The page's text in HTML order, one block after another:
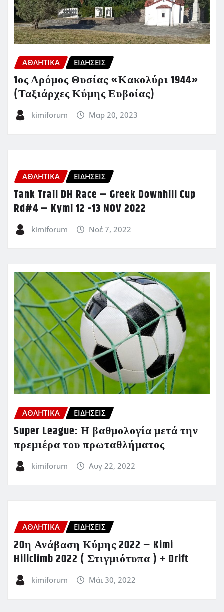
ΑΘΛΗΤΙΚΑ ΕΙΔΗΣΕΙΣ
1ος Δρόμος Θυσίας «Κακολύρι 1944»
(Ταξιάρχες Κύμης Ευβοίας)
kimiforum Μαρ 20, 2023
ΑΘΛΗΤΙΚΑ ΕΙΔΗΣΕΙΣ
Tank Trail DH Race – Greek Downhill Cup
Rd#4 – Kymi 12 -13 NOV 2022
kimiforum Νοέ 7, 2022
ΑΘΛΗΤΙΚΑ ΕΙΔΗΣΕΙΣ
Super League: Η βαθμολογία μετά την
πρεμιέρα του πρωταθλήματος
kimiforum Αυγ 22, 2022
ΑΘΛΗΤΙΚΑ ΕΙΔΗΣΕΙΣ
20η Ανάβαση Κύμης 2022 – Kimi
Hillclimb 2022 ( Στιγμιότυπα ) + Drift
kimiforum Μάι 30, 2022